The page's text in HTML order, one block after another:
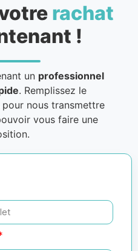
rachat
!
un professionnel
. Remplissez le
nous transmettre
vous faire une